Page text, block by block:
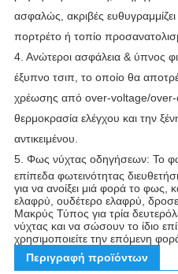
ασφαλώς, ακριβές
πορτρέτο ή τοπίο
4. Ανώτεροι ασφάλεια & ύπνος
έξυπνο τσιπ, το οποίο θα
χρέωσης από over-voltage/
θερμοκρασία ελέγχου και την
αντικειμένου.
5. Φως νύχτας οδηγήσεων: Το
επίπεδα φωτεινότητας
για να ανοίξει μιά φορά το φως,
ελαφρύ, ουδέτερο ελαφρύ,
Μακρύς Τύπος για τρία
νύχτας και να σώσουν το ίδιο
χρησιμοποιείτε την επόμενη
Περιγραφή προϊόντων